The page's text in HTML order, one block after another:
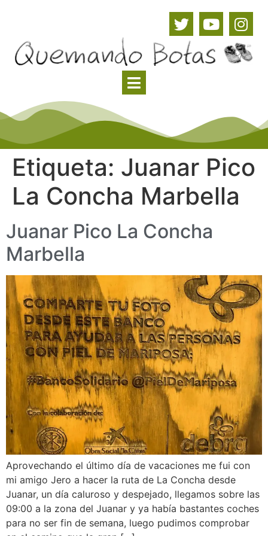
Etiqueta: Juanar Pico
La Concha Marbella
Juanar Pico La Concha
Marbella
Aprovechando el último día de vacaciones me fui con
mi amigo Jero a hacer la ruta de La Concha desde
Juanar, un día caluroso y despejado, llegamos sobre las
09:00 a la zona del Juanar y ya había bastantes coches
para no ser fin de semana, luego pudimos comprobar